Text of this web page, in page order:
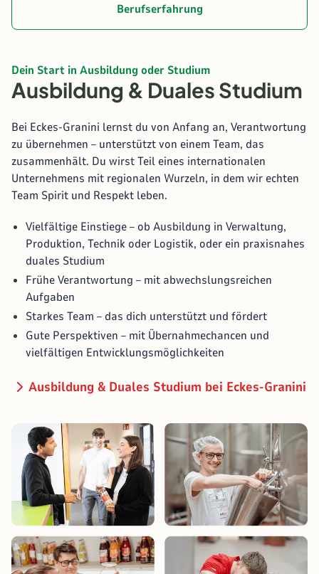
Berufserfahrung
Dein Start in Ausbildung oder Studium
Ausbildung & Duales Studium
Bei Eckes-Granini lernst du von Anfang an, Verantwortung
zu übernehmen – unterstützt von einem Team, das
zusammenhält. Du wirst Teil eines internationalen
Unternehmens mit regionalen Wurzeln, in dem wir echten
Team Spirit und Respekt leben.
Vielfältige Einstiege – ob Ausbildung in Verwaltung,
Produktion, Technik oder Logistik, oder ein praxisnahes
duales Studium
Frühe Verantwortung – mit abwechslungsreichen
Aufgaben
Starkes Team – das dich unterstützt und fördert
Gute Perspektiven – mit Übernahmechancen und
vielfältigen Entwicklungsmöglichkeiten
Ausbildung & Duales Studium bei Eckes-Granini